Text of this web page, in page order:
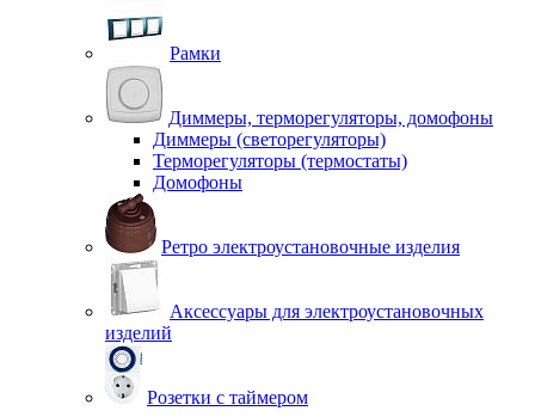
Рамки
Диммеры, терморегуляторы, домофоны
Диммеры (светорегуляторы)
Терморегуляторы (термостаты)
Домофоны
Ретро электроустановочные изделия
Аксессуары для электроустановочных
изделий
Розетки с таймером